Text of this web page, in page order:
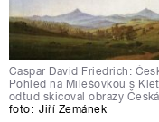
Caspar David Friedrich:
Pohled na Milešovkou s
odtud skicoval obrazy
foto: Jiří Zemánek